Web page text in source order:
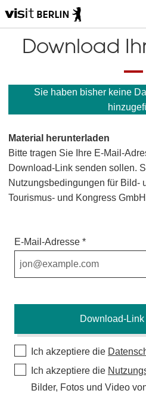
Download
Sie haben bisher keine
Material herunterladen
Bitte tragen Sie Ihre E-Mail-
Download-Link senden sollen.
Nutzungsbedingungen für Bild-
Tourismus- und Kongress
E-Mail-Adresse
Ich akzeptiere die
Ich akzeptiere die
Bilder, Fotos und Video